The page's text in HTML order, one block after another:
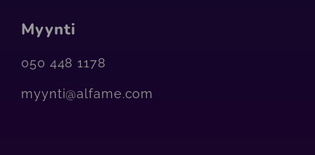
Myynti
050 448 1178
myynti@alfame.com